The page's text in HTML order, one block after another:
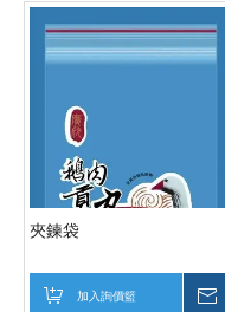
夾鍊袋
加入詢價籃